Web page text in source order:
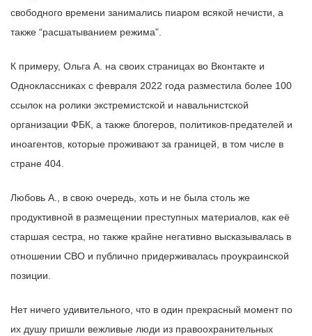
свободного времени занимались пиаром всякой нечисти, а
также “расшатыванием режима”.
К примеру, Ольга А. на своих страницах во Вконтакте и
Одноклассниках с февраля 2022 года разместила более 100
ссылок на ролики экстремистской и навальнистской
организации ФБК, а также блогеров, политиков-предателей и
иноагентов, которые проживают за границей, в том числе в
стране 404.
Любовь А., в свою очередь, хоть и не была столь же
продуктивной в размещении преступных материалов, как её
старшая сестра, но также крайне негативно высказывалась в
отношении СВО и публично придерживалась проукраинской
позиции.
Нет ничего удивительного, что в один прекрасный момент по
их душу пришли вежливые люди из правоохранительных